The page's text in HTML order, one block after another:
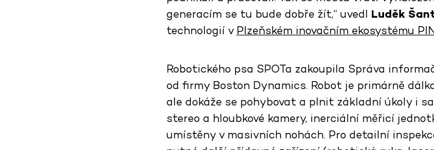
generacím se tu bude dobře žít,“ uvedl Luděk
technologií v Plzeňském inovačním ekosystému
Robotického psa SPOTa zakoupila Správa
od firmy Boston Dynamics. Robot je primárně
ale dokáže se pohybovat a plnit základní úkoly i
stereo a hloubkové kamery, inerciální měřicí
umístěny v masivních nohách. Pro detailní